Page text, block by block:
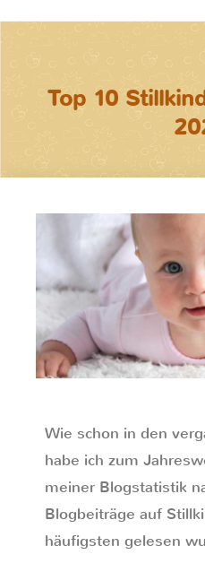
Top 10
Wie schon in den
habe ich zum
meiner Blogstatistik
Blogbeiträge auf
häufigsten gelesen